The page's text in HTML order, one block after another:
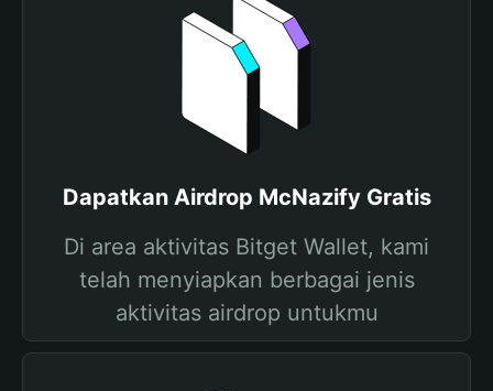
Dapatkan Airdrop McNazify Gratis
Di area aktivitas Bitget Wallet, kami
telah menyiapkan berbagai jenis
aktivitas airdrop untukmu